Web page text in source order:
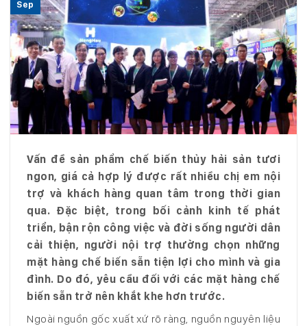
Sep
Vấn đề sản phẩm chế biến thủy hải sản tươi
ngon, giá cả hợp lý được rất nhiều chị em nội
trợ và khách hàng quan tâm trong thời gian
qua. Đặc biệt, trong bối cảnh kinh tế phát
triển, bận rộn công việc và đời sống người dân
cải thiện, người nội trợ thường chọn những
mặt hàng chế biến sẵn tiện lợi cho mình và gia
đình. Do đó, yêu cầu đối với các mặt hàng chế
biến sẵn trở nên khắt khe hơn trước.
Ngoài nguồn gốc xuất xứ rõ ràng, nguồn nguyên liệu